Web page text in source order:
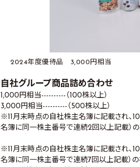
2024年度優待品 3,000円相当
自社グループ商品詰め合わせ
1,000円相当----------（100株以上）
3,000円相当----------（500株以上）
※11月末時点の自社株主名簿に記載され、
名簿に同一株主番号で連続2回以上記載）
※11月末時点の自社株主名簿に記載され、
名簿に同一株主番号で連続7回以上記載）